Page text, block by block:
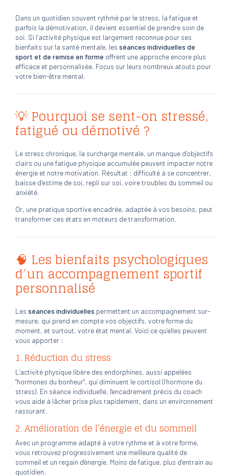
Dans un quotidien souvent rythmé par le stress, la fatigue et
parfois la démotivation, il devient essentiel de prendre soin de
soi. Si l’activité physique est largement reconnue pour ses
bienfaits sur la santé mentale, les séances individuelles de
sport et de remise en forme offrent une approche encore plus
efficace et personnalisée. Focus sur leurs nombreux atouts pour
votre bien-être mental.
💡 Pourquoi se sent-on stressé,
fatigué ou démotivé ?
Le stress chronique, la surcharge mentale, un manque d’objectifs
clairs ou une fatigue physique accumulée peuvent impacter notre
énergie et notre motivation. Résultat : difficulté à se concentrer,
baisse d’estime de soi, repli sur soi, voire troubles du sommeil ou
anxiété.
Or, une pratique sportive encadrée, adaptée à vos besoins, peut
transformer ces états en moteurs de transformation.
🧠 Les bienfaits psychologiques
d’un accompagnement sportif
personnalisé
Les séances individuelles permettent un accompagnement sur-
mesure, qui prend en compte vos objectifs, votre forme du
moment, et surtout, votre état mental. Voici ce qu’elles peuvent
vous apporter :
1.Réduction du stress
L'activité physique libère des endorphines, aussi appelées
"hormones du bonheur", qui diminuent le cortisol (l’hormone du
stress). En séance individuelle, l'encadrement précis du coach
vous aide à lâcher prise plus rapidement, dans un environnement
rassurant.
2.Amélioration de l’énergie et du sommeil
Avec un programme adapté à votre rythme et à votre forme,
vous retrouvez progressivement une meilleure qualité de
sommeil et un regain d'énergie. Moins de fatigue, plus d’entrain au
quotidien.